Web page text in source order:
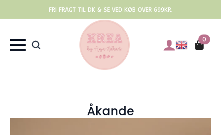
FRI FRAGT TIL DK & SE VED KØB OVER 699KR.
0
Åkande